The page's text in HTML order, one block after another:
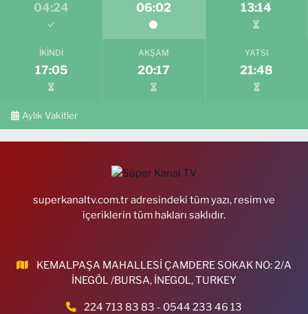
04:24 06:02 13:14
İKINDI
17:05
AKŞAM
20:17
YATSI
21:48
Aylık Vakitler
superkanaltv.com.tr adresindeki tüm yazı, resim ve
içeriklerin tüm hakları saklıdır.
KEMALPAŞA MAHALLESİ ÇAMDERE SOKAK NO: 2/A
İNEGÖL /BURSA, İNEGOL, TURKEY
224 713 83 83 - 0544 233 46 13